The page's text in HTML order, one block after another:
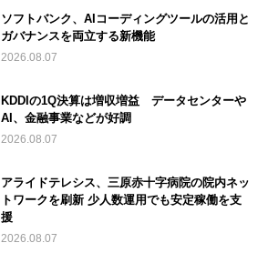
ソフトバンク、AIコーディングツールの活用と
ガバナンスを両立する新機能
2026.08.07
KDDIの1Q決算は増収増益 データセンターや
AI、金融事業などが好調
2026.08.07
アライドテレシス、三原赤十字病院の院内ネッ
トワークを刷新 少人数運用でも安定稼働を支
援
2026.08.07